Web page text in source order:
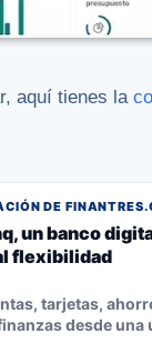
aquí tienes la
DE
un banco
flexibilidad
tarjetas,
desde una